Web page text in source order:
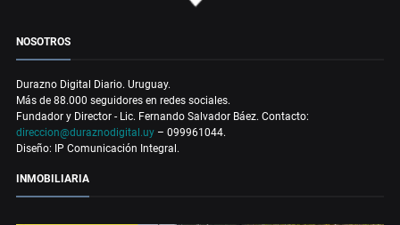
NOSOTROS
Durazno Digital Diario. Uruguay.
Más de 88.000 seguidores en redes sociales.
Fundador y Director - Lic. Fernando Salvador Báez. Contacto:
direccion@duraznodigital.uy – 099961044.
Diseño: IP Comunicación Integral.
INMOBILIARIA